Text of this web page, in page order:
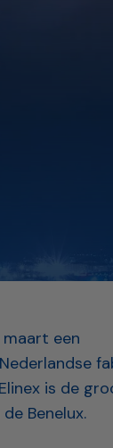
maart een
is de
Benelux.